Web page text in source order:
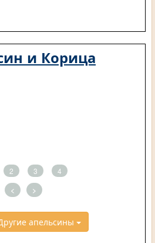
и Корица
2 3 4
< >
апельсины